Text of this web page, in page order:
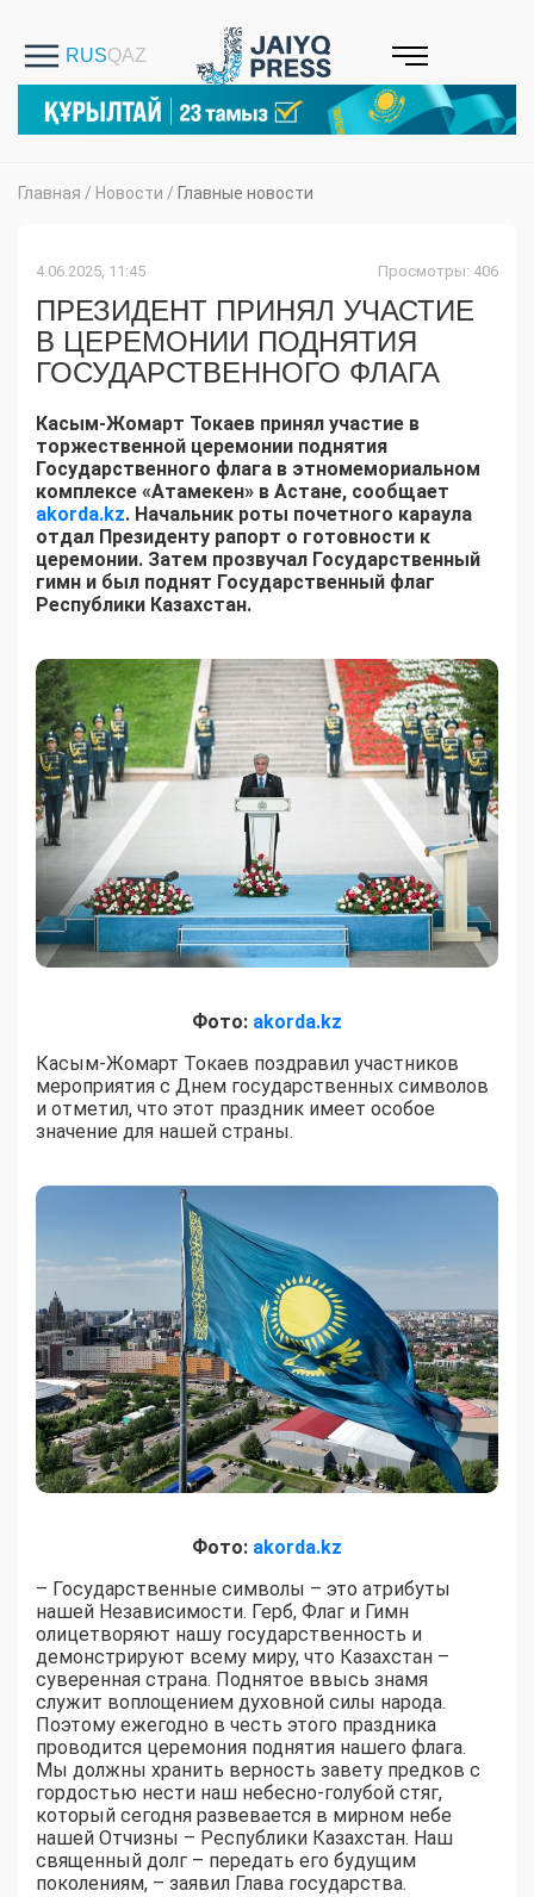
Главная / Новости / Главные новости
4.06.2025, 11:45 Просмотры: 406
ПРЕЗИДЕНТ ПРИНЯЛ УЧАСТИЕ
В ЦЕРЕМОНИИ ПОДНЯТИЯ
ГОСУДАРСТВЕННОГО ФЛАГА
Касым-Жомарт Токаев принял участие в
торжественной церемонии поднятия
Государственного флага в этномемориальном
комплексе «Атамекен» в Астане, сообщает
akorda.kz. Начальник роты почетного караула
отдал Президенту рапорт о готовности к
церемонии. Затем прозвучал Государственный
гимн и был поднят Государственный флаг
Республики Казахстан.
Фото: akorda.kz
Касым-Жомарт Токаев поздравил участников
мероприятия с Днем государственных символов
и отметил, что этот праздник имеет особое
значение для нашей страны.
Фото: akorda.kz
– Государственные символы – это атрибуты
нашей Независимости. Герб, Флаг и Гимн
олицетворяют нашу государственность и
демонстрируют всему миру, что Казахстан –
суверенная страна. Поднятое ввысь знамя
служит воплощением духовной силы народа.
Поэтому ежегодно в честь этого праздника
проводится церемония поднятия нашего флага.
Мы должны хранить верность завету предков с
гордостью нести наш небесно-голубой стяг,
который сегодня развевается в мирном небе
нашей Отчизны – Республики Казахстан. Наш
священный долг – передать его будущим
поколениям, – заявил Глава государства.